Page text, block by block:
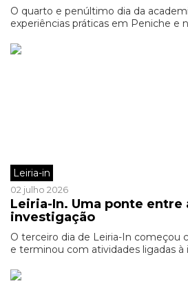
O quarto e penúltimo dia da
experiências práticas em Peniche e
Leiria-in
02 julho 2026
Leiria-In. Uma ponte entre
investigação
O terceiro dia de Leiria-In começou
e terminou com atividades ligadas à